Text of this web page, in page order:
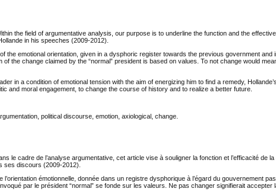
the field of argumentative analysis, our purpose is to underline the function and the
in his speeches (2009-2012).
the emotional orientation, given in a dysphoric register towards the previous government
of the change claimed by the “normal” president is based on values. To not change would
in a condition of emotional tension with the aim of energizing him to find a remedy,
and moral engagement, to change the course of history and to realize a better future.
political discourse, emotion, axiological, change.
le cadre de l’analyse argumentative, cet article vise à souligner la fonction et l’efficacité de
ses discours (2009-2012).
l’orientation émotionnelle, donnée dans un registre dysphorique à l’égard du gouvernement
par le président “normal” se fonde sur les valeurs. Ne pas changer signifierait